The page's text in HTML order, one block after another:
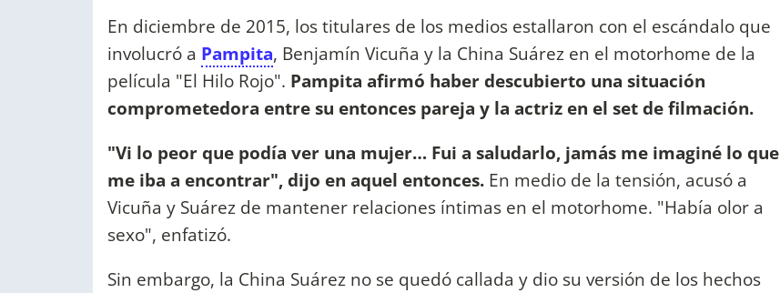
En diciembre de 2015, los titulares de los medios estallaron con el escándalo que
involucró a Pampita, Benjamín Vicuña y la China Suárez en el motorhome de la
película "El Hilo Rojo". Pampita afirmó haber descubierto una situación
comprometedora entre su entonces pareja y la actriz en el set de filmación.
"Vi lo peor que podía ver una mujer… Fui a saludarlo, jamás me imaginé lo que
me iba a encontrar", dijo en aquel entonces. En medio de la tensión, acusó a
Vicuña y Suárez de mantener relaciones íntimas en el motorhome. "Había olor a
sexo", enfatizó.
Sin embargo, la China Suárez no se quedó callada y dio su versión de los hechos